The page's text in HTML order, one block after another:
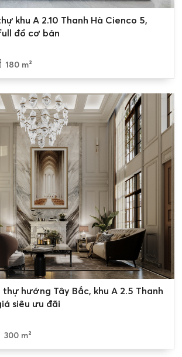
khu A 2.10 Thanh Hà Cienco 5,
đồ cơ bản
180 m²
hướng Tây Bắc, khu A 2.5 Thanh
siêu ưu đãi
300 m²